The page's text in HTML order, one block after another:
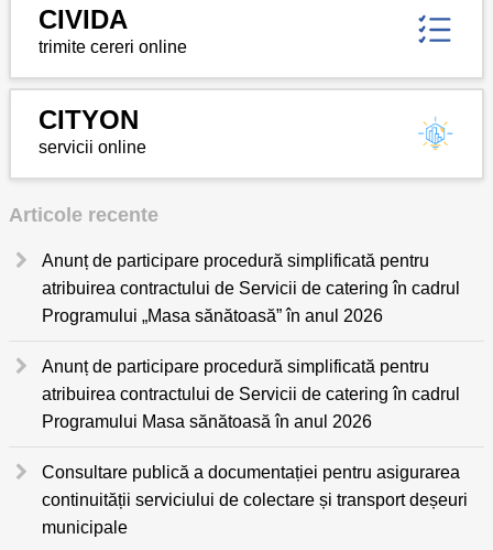
CIVIDA
trimite cereri online
CITYON
servicii online
Articole recente
Anunț de participare procedură simplificată pentru
atribuirea contractului de Servicii de catering în cadrul
Programului „Masa sănătoasă” în anul 2026
Anunț de participare procedură simplificată pentru
atribuirea contractului de Servicii de catering în cadrul
Programului Masa sănătoasă în anul 2026
Consultare publică a documentației pentru asigurarea
continuității serviciului de colectare și transport deșeuri
municipale